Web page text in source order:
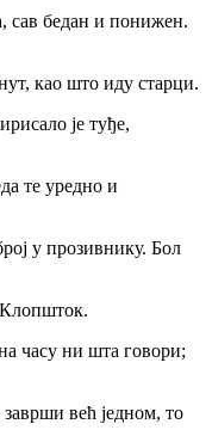
сав бедан и понижен.
као што иду старци.
је туђе,
те уредно и
у прозивнику. Бол
часу ни шта говори;
већ једном, то